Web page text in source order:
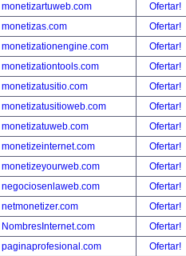
monetizartuweb.com
Ofertar!
monetizas.com
Ofertar!
monetizationengine.com
Ofertar!
monetizationtools.com
Ofertar!
monetizatusitio.com
Ofertar!
monetizatusitioweb.com
Ofertar!
monetizatuweb.com
Ofertar!
monetizeinternet.com
Ofertar!
monetizeyourweb.com
Ofertar!
negociosenlaweb.com
Ofertar!
netmonetizer.com
Ofertar!
NombresInternet.com
Ofertar!
paginaprofesional.com
Ofertar!